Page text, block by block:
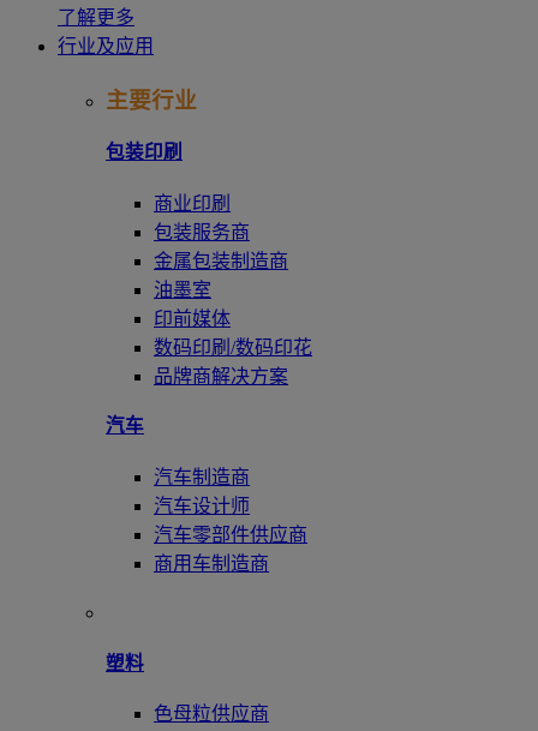
了解更多
行业及应用
主要行业
包装印刷
商业印刷
包装服务商
金属包装制造商
油墨室
印前媒体
数码印刷/数码印花
品牌商解决方案
汽车
汽车制造商
汽车设计师
汽车零部件供应商
商用车制造商
塑料
色母粒供应商